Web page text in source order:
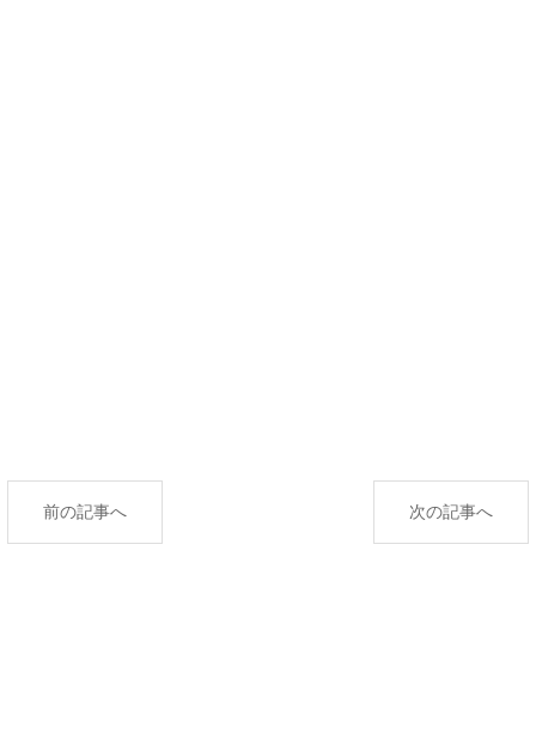
前の記事へ 次の記事へ